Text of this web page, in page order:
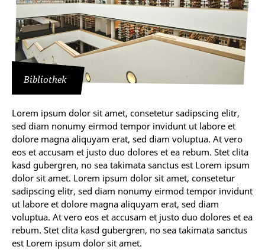
Bibliothek
Lorem ipsum dolor sit amet, consetetur sadipscing elitr,
sed diam nonumy eirmod tempor invidunt ut labore et
dolore magna aliquyam erat, sed diam voluptua. At vero
eos et accusam et justo duo dolores et ea rebum. Stet clita
kasd gubergren, no sea takimata sanctus est Lorem ipsum
dolor sit amet. Lorem ipsum dolor sit amet, consetetur
sadipscing elitr, sed diam nonumy eirmod tempor invidunt
ut labore et dolore magna aliquyam erat, sed diam
voluptua. At vero eos et accusam et justo duo dolores et ea
rebum. Stet clita kasd gubergren, no sea takimata sanctus
est Lorem ipsum dolor sit amet.